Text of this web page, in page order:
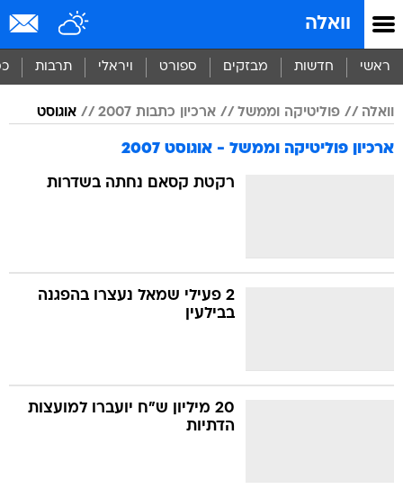
וואלה
ראשי חדשות מבזקים ספורט ויראלי תרבות
וואלה פוליטיקה וממשל ארכיון כתבות 2007 אוגוסט
ארכיון פוליטיקה וממשל - אוגוסט 2007
רקטת קסאם נחתה בשדרות
2 פעילי שמאל נעצרו בהפגנה
בבילעין
20 מיליון ש"ח יועברו למועצות
הדתיות